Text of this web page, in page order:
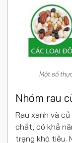
Một số
Nhóm rau
Rau xanh và
chất, có khả
trạng khó tiêu.